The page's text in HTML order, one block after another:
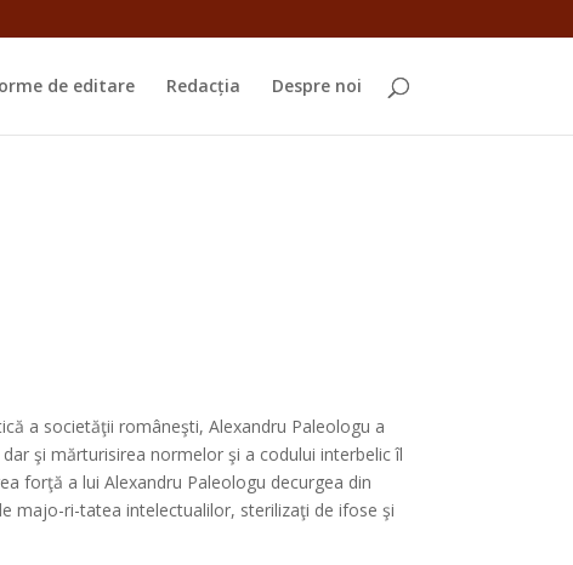
de editare Redacția Despre noi
a societăţii româneşti, Alexandru Paleologu a
şi mărturisirea normelor şi a codului interbelic îl
forţă a lui Alexandru Paleologu decurgea din
majo-ri-tatea intelectualilor, sterilizaţi de ifose şi